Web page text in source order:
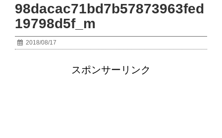
98dacac71bd7b57873963fed
19798d5f_m
2018/08/17
スポンサーリンク